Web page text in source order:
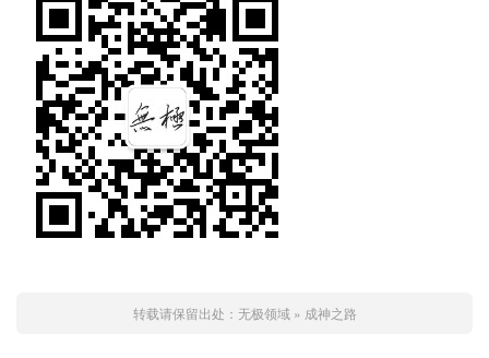
转载请保留出处： 无极领域 » 成神之路